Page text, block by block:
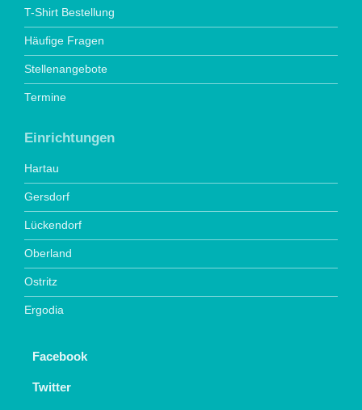
T-Shirt Bestellung
Häufige Fragen
Stellenangebote
Termine
Einrichtungen
Hartau
Gersdorf
Lückendorf
Oberland
Ostritz
Ergodia
Facebook
Twitter